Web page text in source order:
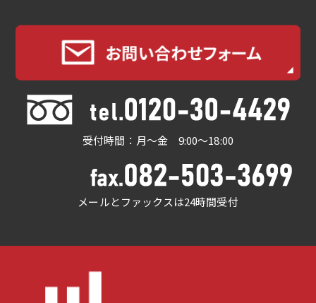
受付時間：月～金 9:00～18:00
メールとファックスは24時間受付